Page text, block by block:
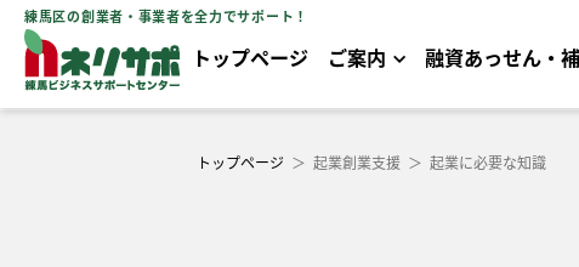
練馬区の創業者・事業者を全力でサポート！
トップページ ご案内 融資あっせん・
トップページ ＞ 起業創業支援 ＞ 起業に必要な知識